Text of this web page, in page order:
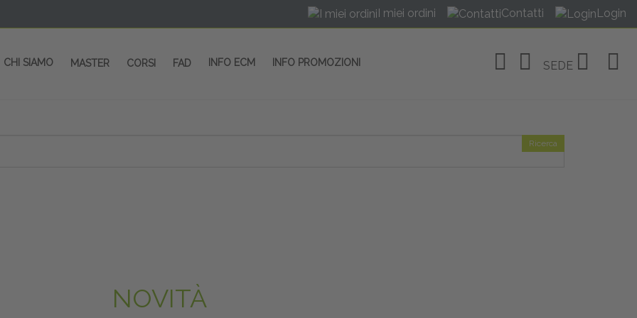
I miei ordini Contatti Login
CHI SIAMO MASTER CORSI FAD INFO ECM INFO PROMOZIONI SEDE
Ricerca
NOVITÀ